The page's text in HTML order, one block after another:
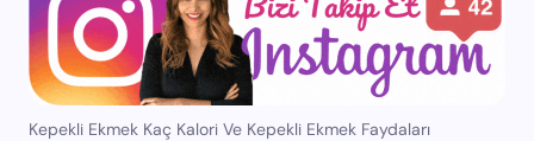
Kepekli Ekmek Kaç Kalori Ve Kepekli Ekmek Faydaları